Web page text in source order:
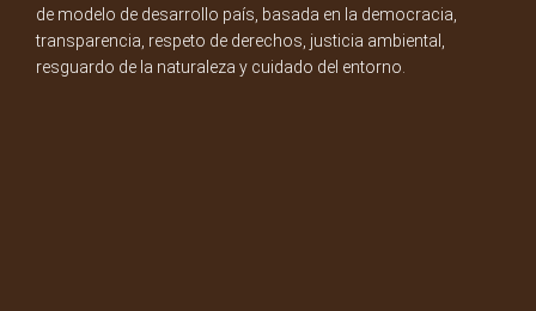
de modelo de desarrollo país, basada en la democracia,
transparencia, respeto de derechos, justicia ambiental,
resguardo de la naturaleza y cuidado del entorno.